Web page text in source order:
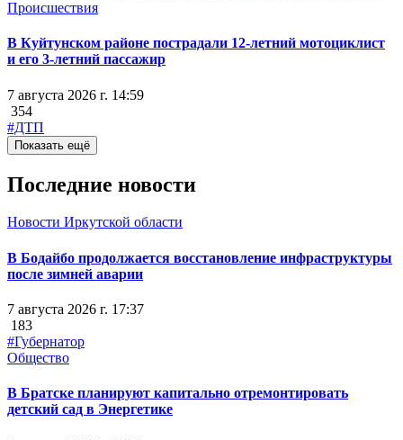
Происшествия
В Куйтунском районе пострадали 12-летний мотоциклист
и его 3-летний пассажир
7 августа 2026 г. 14:59
354
#ДТП
Показать ещё
Последние новости
Новости Иркутской области
В Бодайбо продолжается восстановление инфраструктуры
после зимней аварии
7 августа 2026 г. 17:37
183
#Губернатор
Общество
В Братске планируют капитально отремонтировать
детский сад в Энергетике